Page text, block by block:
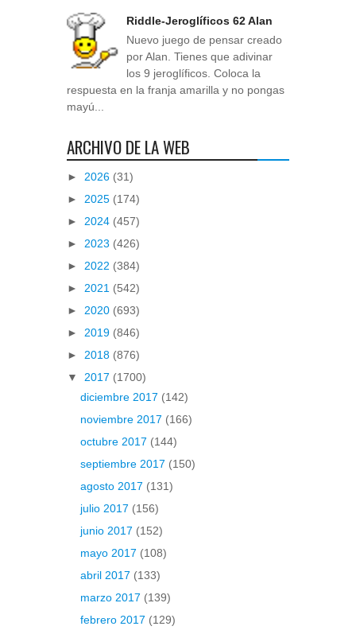
Riddle-Jeroglíficos 62 Alan
Nuevo juego de pensar creado
por Alan. Tienes que adivinar
los 9 jeroglíficos. Coloca la
respuesta en la franja amarilla y no pongas
mayú...
ARCHIVO DE LA WEB
► 2026 (31)
► 2025 (174)
► 2024 (457)
► 2023 (426)
► 2022 (384)
► 2021 (542)
► 2020 (693)
► 2019 (846)
► 2018 (876)
▼ 2017 (1700)
diciembre 2017 (142)
noviembre 2017 (166)
octubre 2017 (144)
septiembre 2017 (150)
agosto 2017 (131)
julio 2017 (156)
junio 2017 (152)
mayo 2017 (108)
abril 2017 (133)
marzo 2017 (139)
febrero 2017 (129)